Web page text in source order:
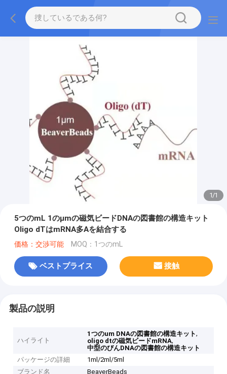
1/1
5つのmL 1のμmの磁気ビードDNAの図書館の構造キット
Oligo dTはmRNA多Aを結合する
価格：交渉可能 MOQ：1つのmL
ベストプライス 接触
製品の説明
ハイライト
1つのum DNAの図書館の構造キット,
oligo dtの磁気ビードmRNA,
中型のびんDNAの図書館の構造キット
パッケージの詳細
1ml/2ml/5ml
ブランド名
BeaverBeads